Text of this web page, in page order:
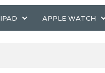
IPAD APPLE WATCH